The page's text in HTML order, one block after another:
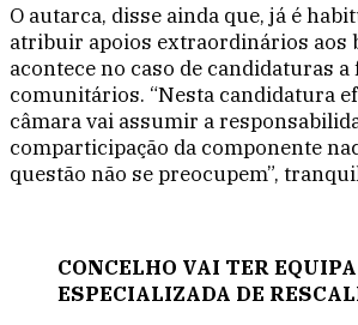
O autarca, disse ainda que, já é
atribuir apoios extraordinários aos
acontece no caso de candidaturas a
comunitários. “Nesta candidatura
câmara vai assumir a
comparticipação da componente
questão não se preocupem”,
CONCELHO VAI TER EQUIPA
ESPECIALIZADA DE